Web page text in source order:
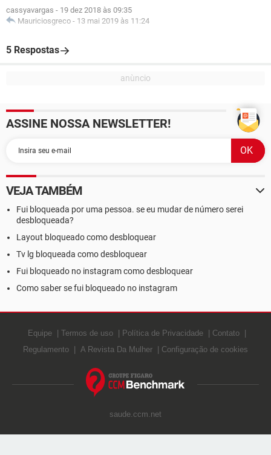
cassyavargas - 19 dez 2018 às 09:35
Mauriciosgreco - 13 mai 2019 às 11:24
5 Respostas
ASSINE NOSSA NEWSLETTER!
VEJA TAMBÉM
Fui bloqueada por uma pessoa. se eu mudar de número serei
desbloqueada?
Layout bloqueado como desbloquear
Tv lg bloqueada como desbloquear
Fui bloqueado no instagram como desbloquear
Como saber se fui bloqueado no instagram
Equipe Termos de uso Política de Privacidade
Contato
Regulamento
A Revista Da Mulher Configuração de cookies
saude.ccm.net